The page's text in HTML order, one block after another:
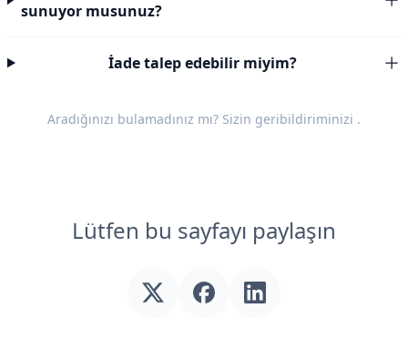
sunuyor musunuz?
İade talep edebilir miyim?
Aradığınızı bulamadınız mı? Sizin geribildiriminizi .
Lütfen bu sayfayı paylaşın